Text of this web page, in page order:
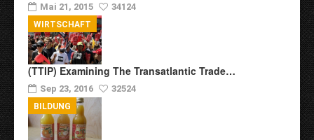
Mai 21, 2015 34124
(TTIP) Examining The Transatlantic Trade…
Sep 23, 2016 32524
WIRTSCHAFT
BILDUNG